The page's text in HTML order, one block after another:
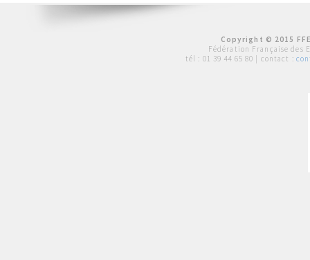
Copyright © 2015
Fédération Française des
tél : 01 39 44 65 80 | contact :